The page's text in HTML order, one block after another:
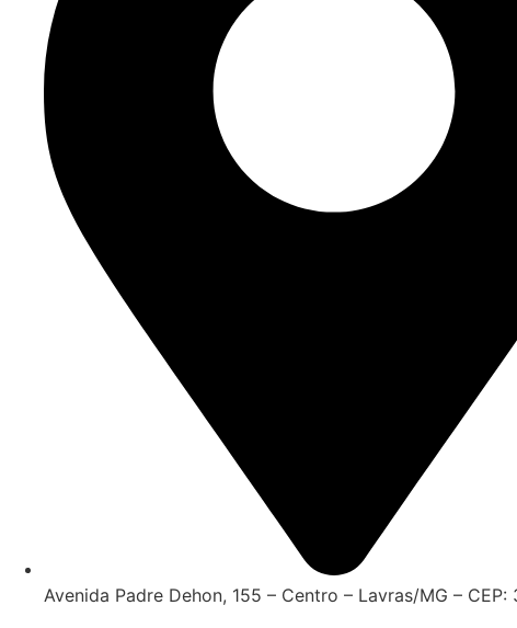
Avenida Padre Dehon, 155 – Centro – Lavras/MG – CEP: